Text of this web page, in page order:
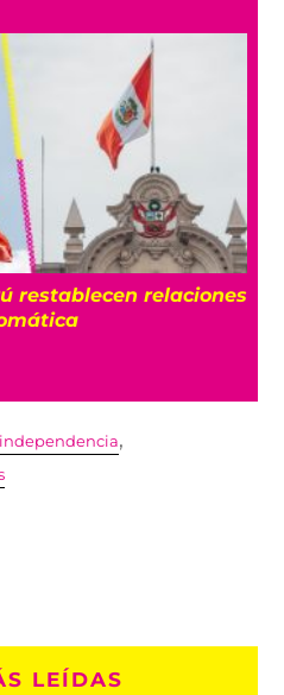
restablecen relaciones
,
LEÍDAS